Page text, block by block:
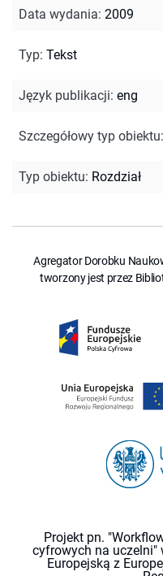
Data wydania: 2009
Typ: Tekst
Język publikacji: eng
Szczegółowy typ obiektu:
Typ obiektu: Rozdział
Agregator Dorobku
tworzony jest przez
Projekt pn.
cyfrowych na uczelni"
Europejską z